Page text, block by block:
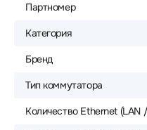
Партномер
Категория
Бренд
Тип коммутатора
Количество Ethernet (LAN